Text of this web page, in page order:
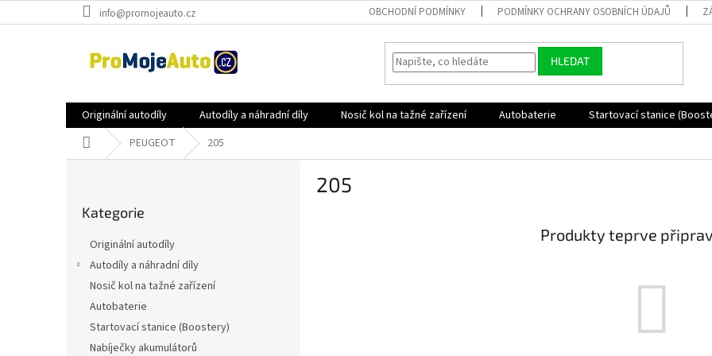
na
info@promojeauto.cz OBCHODNÍ PODMÍNKY PODMÍNKY OCHRANY OSOBNÍCH ÚDAJŮ
HLEDAT
Originální autodíly Autodíly a náhradní díly Nosič kol na tažné zařízení Autobaterie Startovací stanice
Domů PEUGEOT 205
kategorie
Kategorie
Originální autodíly
Autodíly a náhradní díly
Nosič kol na tažné zařízení
Autobaterie
Startovací stanice (Boostery)
Nabíječky akumulátorů
205
Produkty teprve